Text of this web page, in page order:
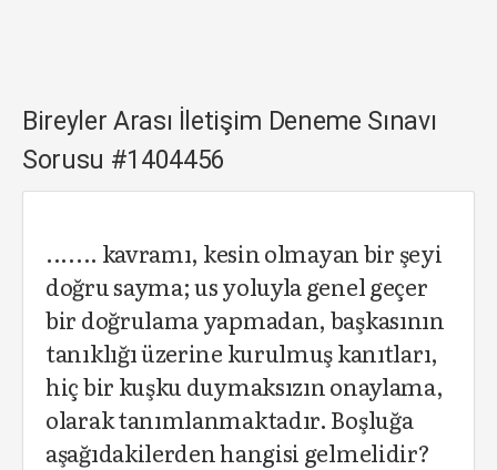
Bireyler Arası İletişim Deneme Sınavı
Sorusu #1404456
....... kavramı, kesin olmayan bir şeyi
doğru sayma; us yoluyla genel geçer
bir doğrulama yapmadan, başkasının
tanıklığı üzerine kurulmuş kanıtları,
hiç bir kuşku duymaksızın onaylama,
olarak tanımlanmaktadır. Boşluğa
aşağıdakilerden hangisi gelmelidir?